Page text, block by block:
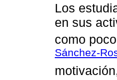
Los
en sus
como
Sánchez-